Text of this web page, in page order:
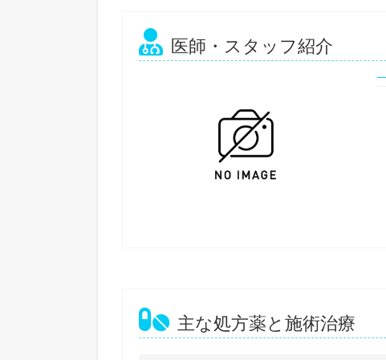
医師・スタッフ紹介
主な処方薬と施術治療